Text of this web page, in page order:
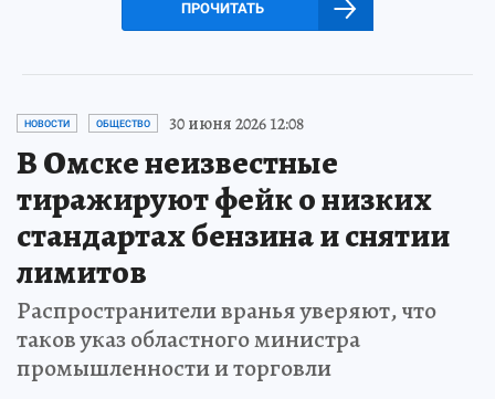
ПРОЧИТАТЬ
НОВОСТИ ОБЩЕСТВО 30 июня 2026 12:08
В Омске неизвестные
тиражируют фейк о низких
стандартах бензина и снятии
лимитов
Распространители вранья уверяют, что
таков указ областного министра
промышленности и торговли